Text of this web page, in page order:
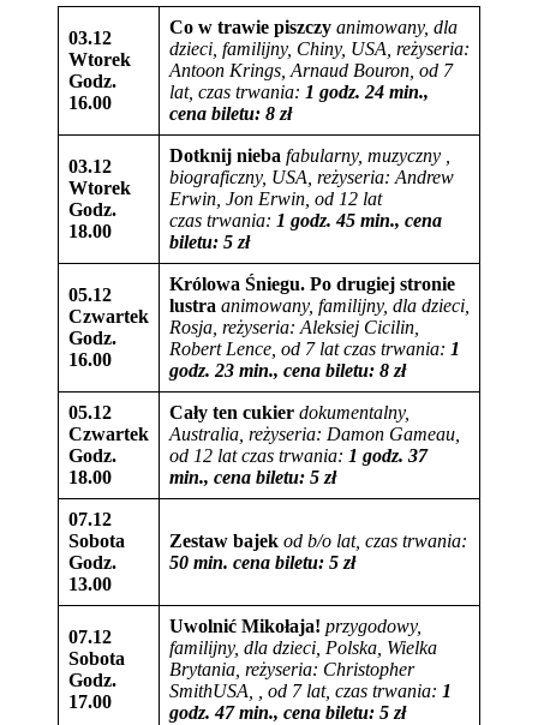
03.12
Wtorek
Godz.
16.00
Co w trawie piszczy animowany, dla
dzieci, familijny, Chiny, USA, reżyseria:
Antoon Krings, Arnaud Bouron , od 7
lat, czas trwania: 1 godz. 24 min.,
cena biletu: 8 zł
03.12
Wtorek
Godz.
18.00
Dotknij nieba fabularny, muzyczny ,
biograficzny, USA, reżyseria: Andrew
Erwin, Jon Erwin, od 12 lat
czas trwania: 1 godz. 45 min., cena
biletu: 5 zł
05.12
Czwartek
Godz.
16.00
Królowa Śniegu. Po drugiej stronie
lustra animowany, familijny, dla dzieci,
Rosja, reżyseria: Aleksiej Cicilin,
Robert Lence, od 7 lat czas trwania: 1
godz. 23 min., cena biletu: 8 zł
05.12
Czwartek
Godz.
18.00
Cały ten cukier dokumentalny,
Australia, reżyseria: Damon Gameau,
od 12 lat czas trwania: 1 godz. 37
min., cena biletu: 5 zł
07.12
Sobota
Godz.
13.00
Zestaw bajek od b/o lat, czas trwania:
50 min. cena biletu: 5 zł
07.12
Sobota
Godz.
17.00
Uwolnić Mikołaja! przygodowy,
familijny, dla dzieci, Polska, Wielka
Brytania, reżyseria: Christopher
SmithUSA, , od 7 lat, czas trwania: 1
godz. 47 min., cena biletu: 5 zł